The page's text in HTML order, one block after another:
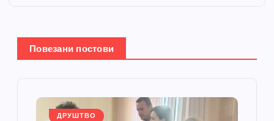
њ
е
Повезани постови
ДРУШТВО